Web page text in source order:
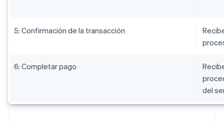
5: Confirmación de la transacción
6: Completar pago
del